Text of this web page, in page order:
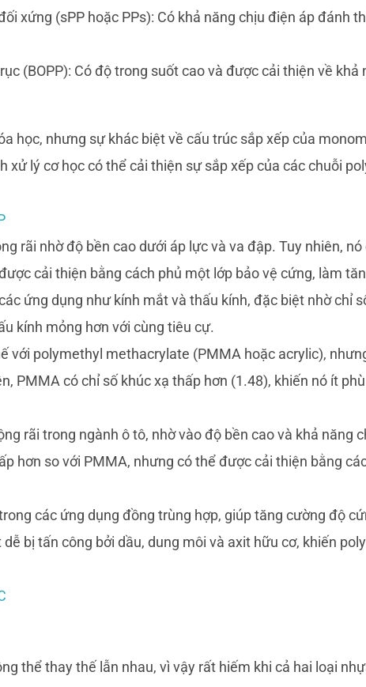
xứng (sPP hoặc PPs): Có khả năng chịu điện áp đánh
(BOPP): Có độ trong suốt cao và được cải thiện về khả
học, nhưng sự khác biệt về cấu trúc sắp xếp của
xử lý cơ học có thể cải thiện sự sắp xếp của các chuỗi
rãi nhờ độ bền cao dưới áp lực và va đập. Tuy nhiên, nó
cải thiện bằng cách phủ một lớp bảo vệ cứng, làm
ứng dụng như kính mắt và thấu kính, đặc biệt nhờ chỉ
kính mỏng hơn với cùng tiêu cự.
với polymethyl methacrylate (PMMA hoặc acrylic),
PMMA có chỉ số khúc xạ thấp hơn (1.48), khiến nó ít
rãi trong ngành ô tô, nhờ vào độ bền cao và khả năng
hơn so với PMMA, nhưng có thể được cải thiện bằng
các ứng dụng đồng trùng hợp, giúp tăng cường độ
bị tấn công bởi dầu, dung môi và axit hữu cơ, khiến
thể thay thế lẫn nhau, vì vậy rất hiếm khi cả hai loại